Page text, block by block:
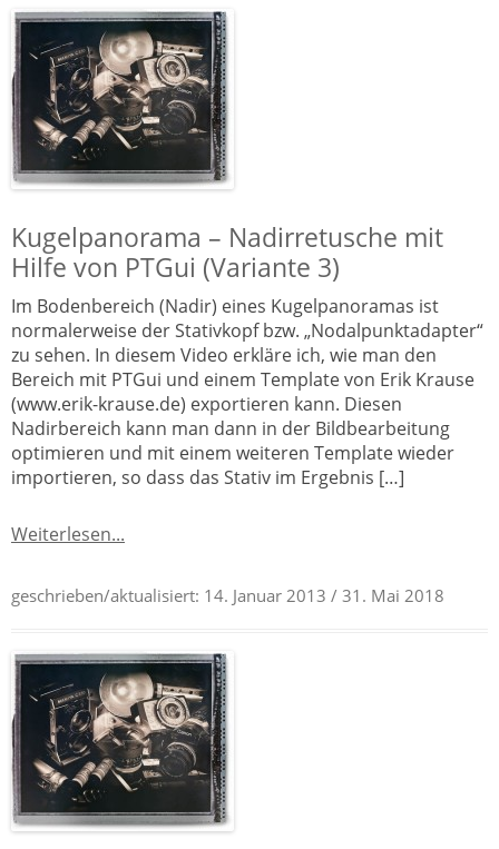
Kugelpanorama – Nadirretusche mit
Hilfe von PTGui (Variante 3)
Im Bodenbereich (Nadir) eines Kugelpanoramas ist
normalerweise der Stativkopf bzw. „Nodalpunktadapter“
zu sehen. In diesem Video erkläre ich, wie man den
Bereich mit PTGui und einem Template von Erik Krause
(www.erik-krause.de) exportieren kann. Diesen
Nadirbereich kann man dann in der Bildbearbeitung
optimieren und mit einem weiteren Template wieder
importieren, so dass das Stativ im Ergebnis […]
Weiterlesen...
geschrieben/aktualisiert: 14. Januar 2013 / 31. Mai 2018